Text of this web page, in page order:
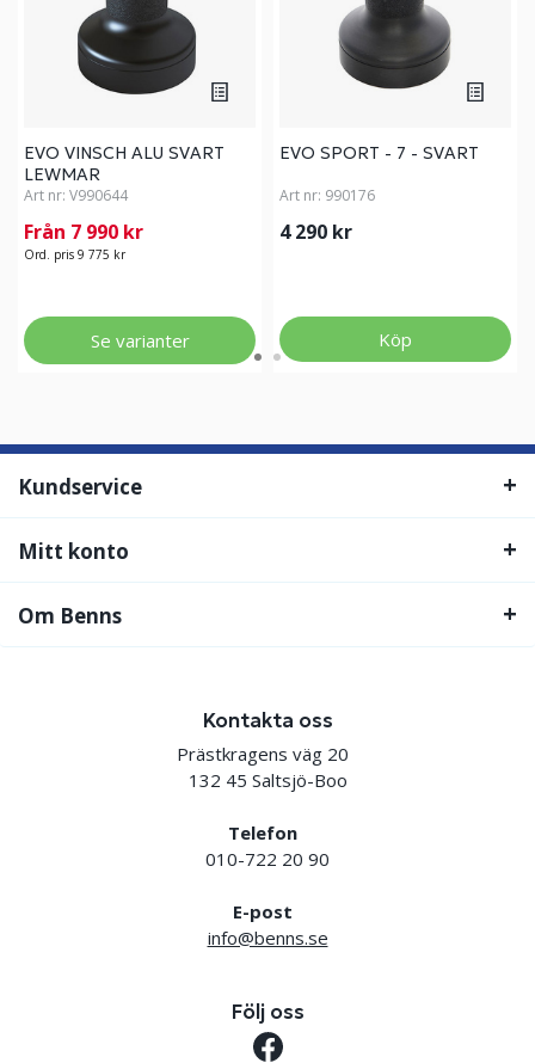
EVO VINSCH ALU SVART
LEWMAR
Art nr: V990644
Från 7 990 kr
Ord. pris 9 775 kr
Se varianter
EVO SPORT - 7 - SVART
Art nr: 990176
4 290 kr
Köp
Kundservice
Mitt konto
Om Benns
Kontakta oss
Prästkragens väg 20
132 45 Saltsjö-Boo
Telefon
010-722 20 90
E-post
info@benns.se
Följ oss